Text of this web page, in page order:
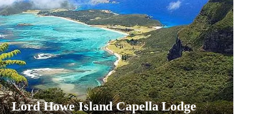
Lord Howe Island Capella Lodge